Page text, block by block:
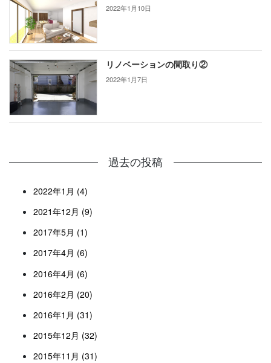
2022年1月10日
リノベーションの間取り②
2022年1月7日
過去の投稿
2022年1月 (4)
2021年12月 (9)
2017年5月 (1)
2017年4月 (6)
2016年4月 (6)
2016年2月 (20)
2016年1月 (31)
2015年12月 (32)
2015年11月 (31)